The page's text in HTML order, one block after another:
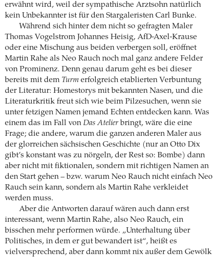
erwähnt wird, weil der sympathische Arztsohn natürlich
kein Unbekannter ist für den Stargaleristen Carl Bunke.
Während sich hinter dem nicht so gefragten Maler
Thomas Vogelstrom Johannes Heisig, AfD-Axel-Krause
oder eine Mischung aus beiden verbergen soll, eröffnet
Martin Rahe als Neo Rauch noch mal ganz andere Felder
von Prominenz. Denn genau darum geht es bei dieser
bereits mit dem Turm erfolgreich etablierten Verbuntung
der Literatur: Homestorys mit bekannten Nasen, und die
Literaturkritik freut sich wie beim Pilzesuchen, wenn sie
unter fetzigen Namen jemand Echten entdecken kann. Was
einem das im Fall von Das Atelier bringt, wäre die eine
Frage; die andere, warum die ganzen anderen Maler aus
der glorreichen sächsischen Geschichte (nur an Otto Dix
gibt’s konstant was zu nörgeln, der Rest so: Bombe) dann
aber nicht mit fiktionalen, sondern mit richtigen Namen an
den Start gehen – bzw. warum Neo Rauch nicht einfach Neo
Rauch sein kann, sondern als Martin Rahe verkleidet
werden muss.
Aber die Antworten darauf wären auch dann erst
interessant, wenn Martin Rahe, also Neo Rauch, ein
bisschen mehr performen würde. „Unterhaltung über
Politisches, in dem er gut bewandert ist“, heißt es
vielversprechend, aber dann kommt nix außer dem Gewölk